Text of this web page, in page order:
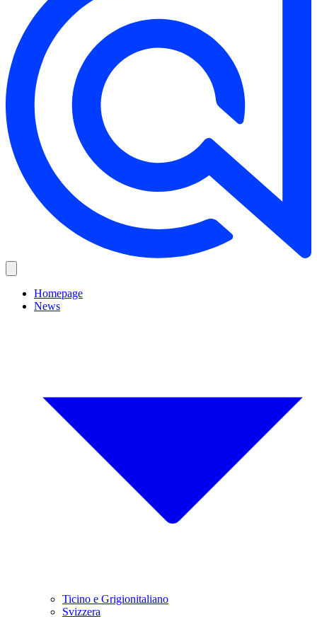
Homepage
News
Ticino e Grigionitaliano
Svizzera